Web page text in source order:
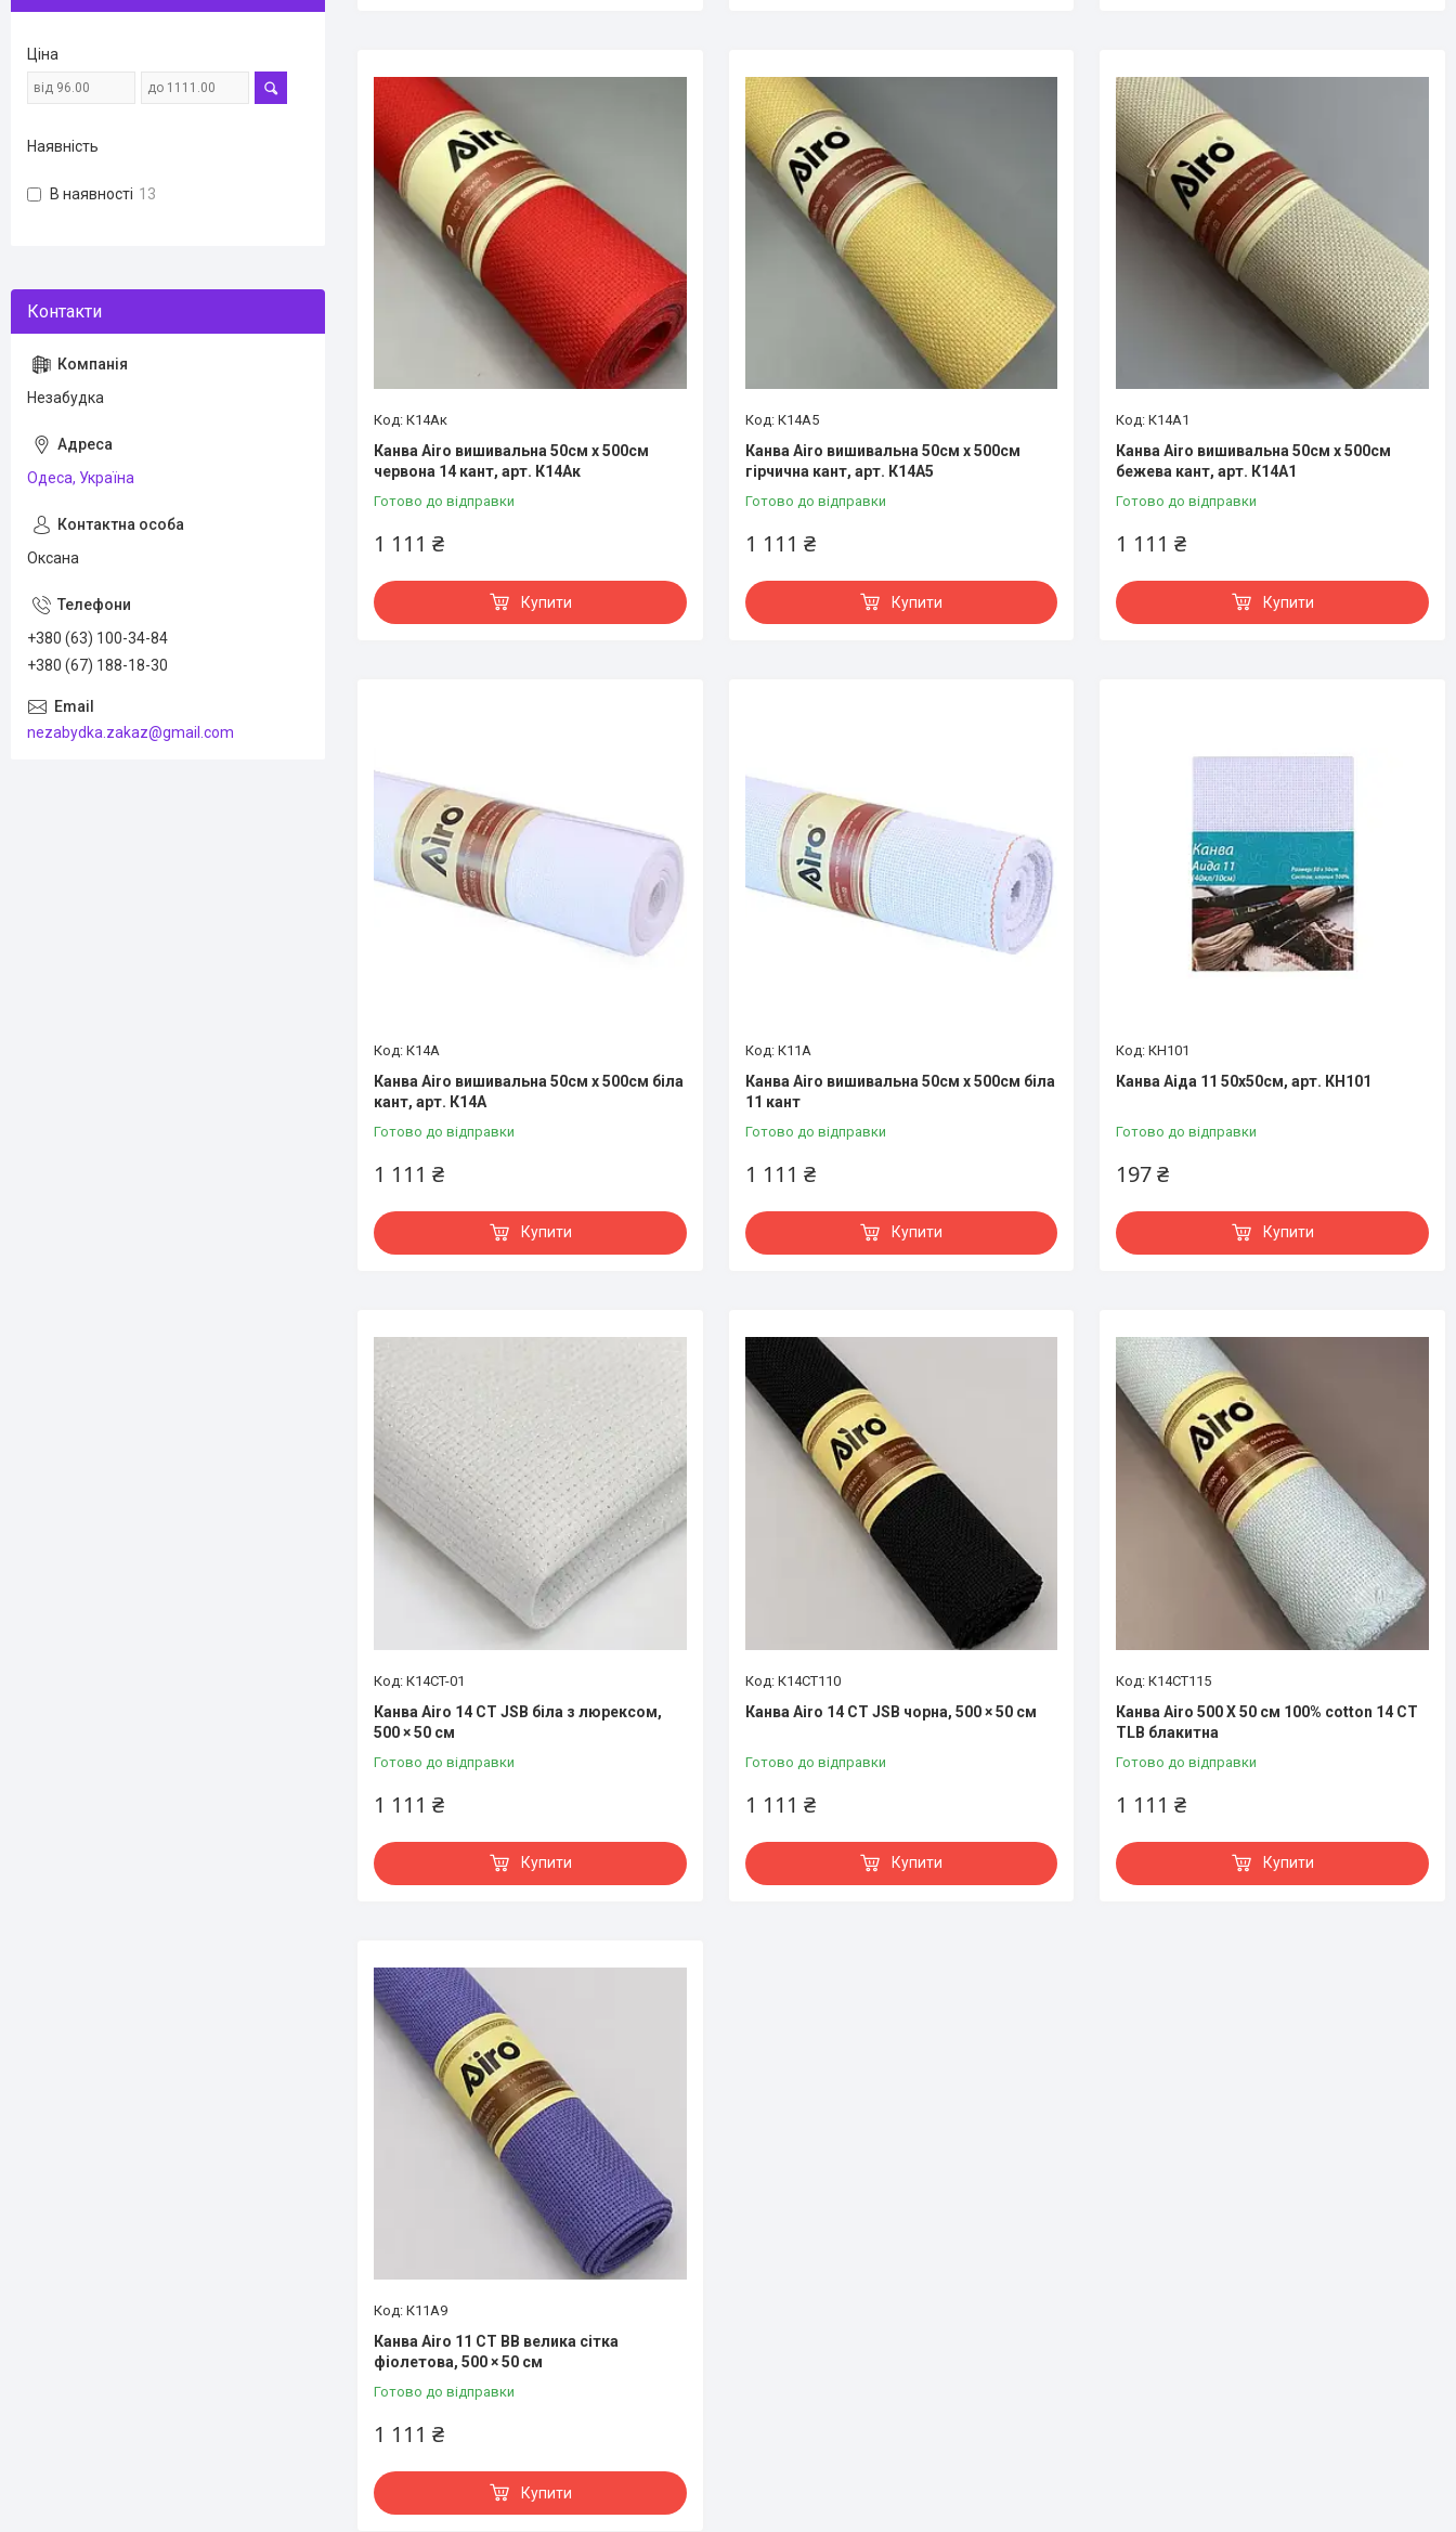
К14Ак
Канва Airo вишивальна 50см х 500см
червона 14 кант, арт. К14Ак
Готово до відправки
1 111 ₴
Купити
К14А5
Канва Airo вишивальна 50см х 500см
гірчична кант, арт. К14А5
Готово до відправки
1 111 ₴
Купити
К14А1
Канва Airo вишивальна 50см х 500см
бежева кант, арт. К14А1
Готово до відправки
1 111 ₴
Купити
К14А
Канва Airo вишивальна 50см х 500см біла
кант, арт. К14А
Готово до відправки
1 111 ₴
Купити
К11А
Канва Airo вишивальна 50см х 500см біла
11 кант
Готово до відправки
1 111 ₴
Купити
КН101
Канва Аіда 11 50х50см, арт. КН101
Готово до відправки
197 ₴
Купити
К14CT-01
Канва Airo 14 CT JSB біла з люрексом,
500 × 50 см
Готово до відправки
1 111 ₴
Купити
К14CT110
Канва Airo 14 CT JSB чорна, 500 × 50 см
Готово до відправки
1 111 ₴
Купити
К14CT115
Канва Airo 500 X 50 см 100% cotton 14 CT
TLB блакитна
Готово до відправки
1 111 ₴
Купити
К11А9
Канва Airo 11 CT BB велика сітка
фіолетова, 500 × 50 см
Готово до відправки
1 111 ₴
Купити
Ціна
Наявність
В наявності 13
Незабудка
Одеса, Україна
Оксана
+380 (63) 100-34-84
+380 (67) 188-18-30
nezabydka.zakaz@gmail.com